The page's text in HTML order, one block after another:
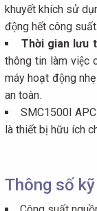
khuyết khích sử
động hết công suất.
Thời gian lưu
thông tin làm việc
máy hoạt động
an toàn.
SMC1500I
là thiết bị hữu ích
Thông số